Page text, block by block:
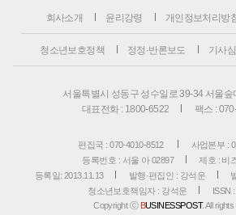
회사소개 윤리강령 개인정보처리방
청소년보호정책 정정·반론보도 기사
서울특별시 성동구 성수일로 39-34 서울
대표전화 : 1800-6522
팩스 :
편집국 : 070-4010-8512
사업본부 :
등록번호 : 서울 아 02897
제호 : 비
등록일: 2013.11.13
발행·편집인 : 강석운
청소년보호책임자 : 강석운
ISSN
Copyright ⓒ BUSINESSPOST. All